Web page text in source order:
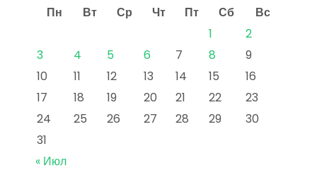
Пн
Вт Ср Чт Пт Сб
Вс
1
2
3
4 5 6 7 8
9
10
11 12 13 14 15
16
17
18 19 20 21 22
23
24
25 26 27 28 29
30
31
« Июл